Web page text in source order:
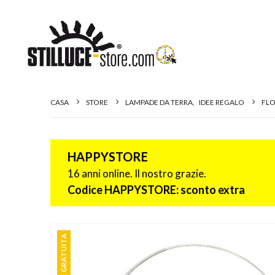
CASA STORE LAMPADE DA TERRA, IDEE REGALO
HAPPYSTORE
16 anni online. Il nostro grazie.
Codice HAPPYSTORE: sconto extra